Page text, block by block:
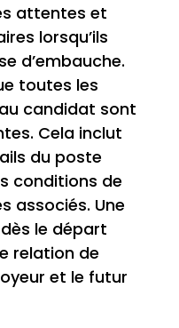
attentes et
lorsqu’ils
d’embauche.
toutes les
candidat sont
Cela inclut
du poste
conditions de
associés. Une
le départ
relation de
et le futur